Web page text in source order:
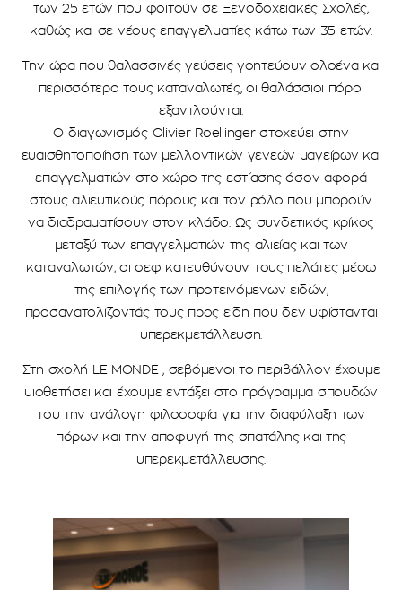
των 25 ετών που φοιτούν σε Ξενοδοχειακές Σχολές,
καθώς και σε νέους επαγγελματίες κάτω των 35 ετών.
Την ώρα που θαλασσινές γεύσεις γοητεύουν ολοένα και
περισσότερο τους καταναλωτές, οι θαλάσσιοι πόροι
εξαντλούνται.
Ο διαγωνισμός Olivier Roellinger στοχεύει στην
ευαισθητοποίηση των μελλοντικών γενεών μαγείρων και
επαγγελματιών στο χώρο της εστίασης όσον αφορά
στους αλιευτικούς πόρους και τον ρόλο που μπορούν
να διαδραματίσουν στον κλάδο. Ως συνδετικός κρίκος
μεταξύ των επαγγελματιών της αλιείας και των
καταναλωτών, οι σεφ κατευθύνουν τους πελάτες μέσω
της επιλογής των προτεινόμενων ειδών,
προσανατολίζοντάς τους προς είδη που δεν υφίστανται
υπερεκμετάλλευση.
Στη σχολή LE MONDE , σεβόμενοι το περιβάλλον έχουμε
υιοθετήσει και έχουμε εντάξει στο πρόγραμμα σπουδών
του την ανάλογη φιλοσοφία για την διαφύλαξη των
πόρων και την αποφυγή της σπατάλης και της
υπερεκμετάλλευσης.